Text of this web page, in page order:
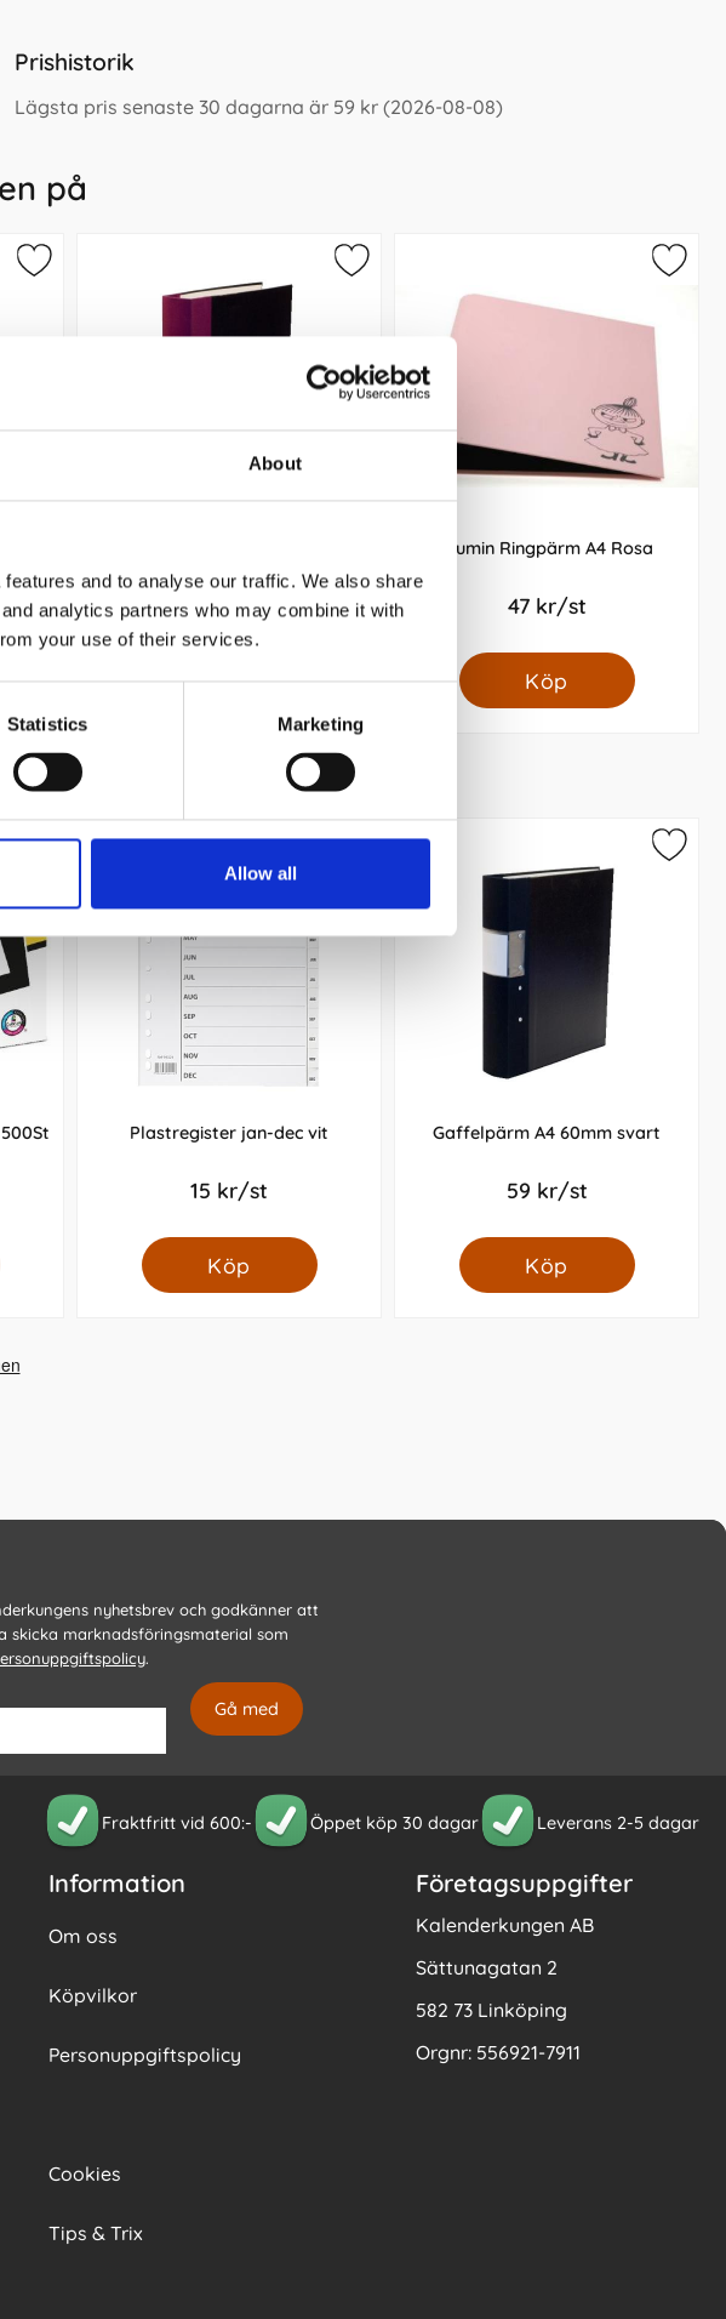
About
and to analyse our traffic. We also share
analytics partners who may combine it with
your use of their services.
Statistics Marketing
Allow all
Prishistorik
Lägsta pris senaste 30 dagarna är 59 kr (2026-08-08)
på
59 kr/st
Köp
Mumin Ringpärm A4 Rosa
47 kr/st
Köp
Plastregister jan-dec vit
15 kr/st
Köp
Gaffelpärm A4 60mm svart
59 kr/st
Köp
nyhetsbrev och godkänner att
skicka marknadsföringsmaterial som
.
Fraktfritt vid 600:- Öppet köp 30 dagar Leverans 2-5 dagar
Information
Om oss
Köpvilkor
Personuppgiftspolicy
Cookies
Tips & Trix
Företagsuppgifter
Kalenderkungen AB
Sättunagatan 2
582 73 Linköping
Orgnr: 556921-7911